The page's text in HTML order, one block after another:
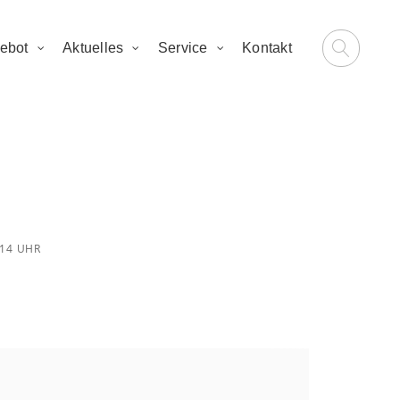
Aktuelles Service Kontakt
UHR